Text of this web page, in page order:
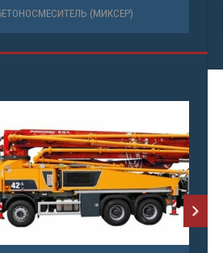
АВТОБЕТОНОНАСОС
АВТОБЕТОНОНАСОС
АРЕНДА ТЕХНИКИ
АВТОБЕТОНОНАСОС